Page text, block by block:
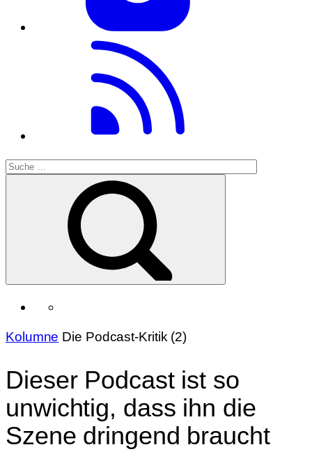
Kolumne Die Podcast-Kritik (2)
Dieser Podcast ist so
unwichtig, dass ihn die
Szene dringend braucht